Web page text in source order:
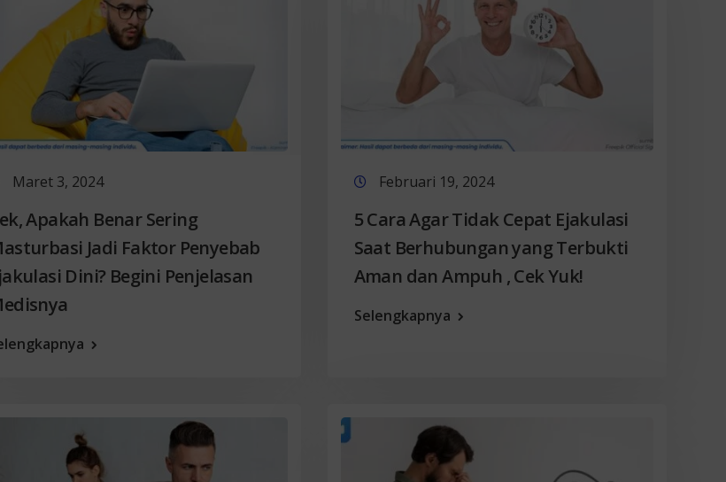
Maret 3, 2024
Apakah Benar Sering
Jadi Faktor Penyebab
Dini? Begini Penjelasan
Februari 19, 2024
5 Cara Agar Tidak Cepat Ejakulasi
Saat Berhubungan yang Terbukti
Aman dan Ampuh , Cek Yuk!
Selengkapnya